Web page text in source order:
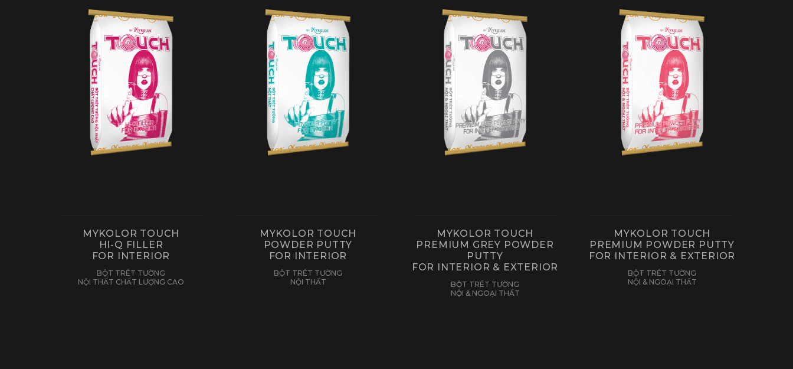
MYKOLOR TOUCH
HI-Q FILLER
FOR INTERIOR
BỘT TRÉT TƯỜNG
NỘI THẤT CHẤT LƯỢNG CAO
MYKOLOR TOUCH
POWDER PUTTY
FOR INTERIOR
BỘT TRÉT TƯỜNG
NỘI THẤT
MYKOLOR TOUCH
PREMIUM GREY POWDER
PUTTY
FOR INTERIOR & EXTERIOR
BỘT TRÉT TƯỜNG
NỘI & NGOẠI THẤT
MYKOLOR TOUCH
PREMIUM POWDER PUTTY
FOR INTERIOR & EXTERIOR
BỘT TRÉT TƯỜNG
NỘI & NGOẠI THẤT